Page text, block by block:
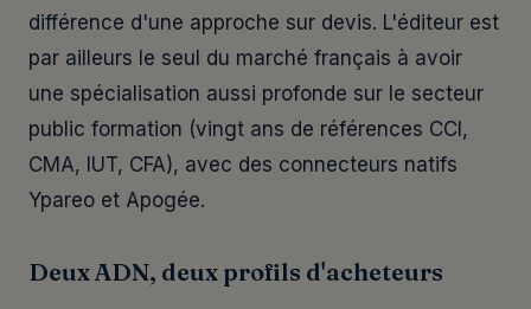
différence d'une approche sur devis. L'éditeur est
par ailleurs le seul du marché français à avoir
une spécialisation aussi profonde sur le secteur
public formation (vingt ans de références CCI,
CMA, IUT, CFA), avec des connecteurs natifs
Ypareo et Apogée.
Deux ADN, deux profils d'acheteurs